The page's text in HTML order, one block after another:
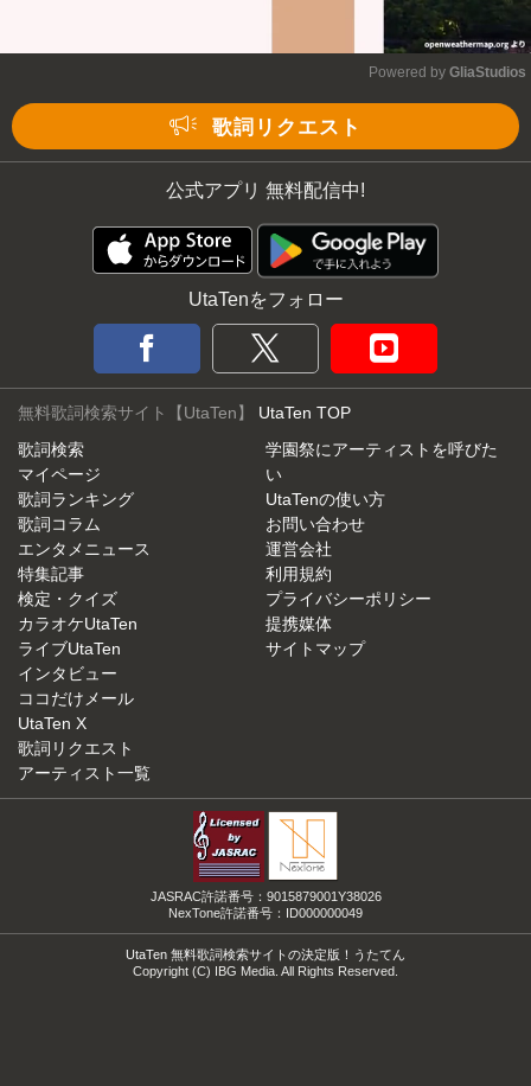
Powered by GliaStudios
歌詞リクエスト
公式アプリ 無料配信中!
UtaTenをフォロー
無料歌詞検索サイト【UtaTen】 UtaTen TOP
歌詞検索
マイページ
歌詞ランキング
歌詞コラム
エンタメニュース
特集記事
検定・クイズ
カラオケUtaTen
ライブUtaTen
インタビュー
ココだけメール
UtaTen X
歌詞リクエスト
アーティスト一覧
学園祭にアーティストを呼びた
い
UtaTenの使い方
お問い合わせ
運営会社
利用規約
プライバシーポリシー
提携媒体
サイトマップ
JASRAC許諾番号：9015879001Y38026
NexTone許諾番号：ID000000049
UtaTen 無料歌詞検索サイトの決定版！うたてん
Copyright (C) IBG Media. All Rights Reserved.